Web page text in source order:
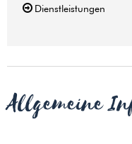
Dienstleistungen
Allgemeine